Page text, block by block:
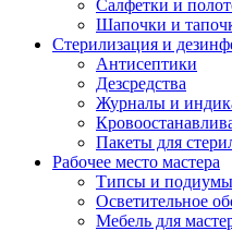
Салфетки и
Шапочки и
Стерилизация и
Антисептики
Дезсредства
Журналы и
Пакеты для
Рабочее место мастера
Типсы и подиумы
Осветительное
Мебель для